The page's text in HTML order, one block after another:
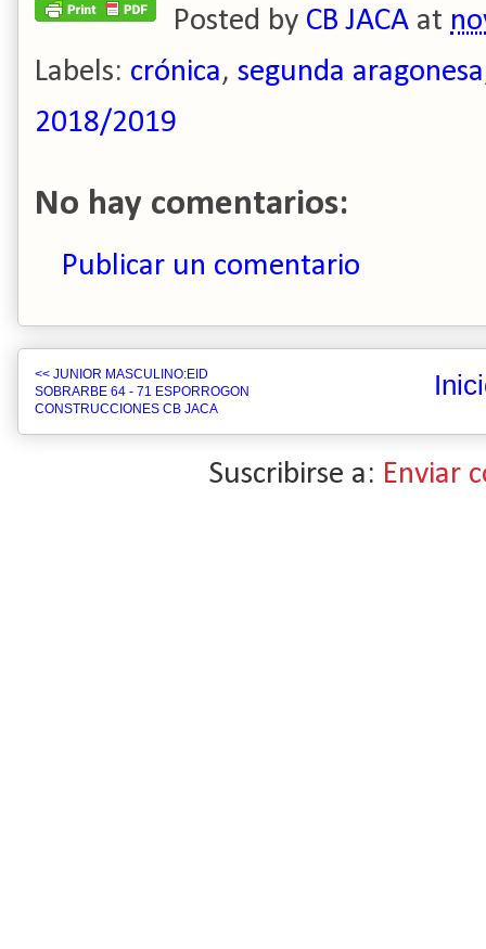
Posted by CB JACA at
Labels: crónica, segunda aragonesa
2018/2019
No hay comentarios:
Publicar un comentario
<< JUNIOR MASCULINO:EID
SOBRARBE 64 - 71 ESPORROGON
CONSTRUCCIONES CB JACA
Suscribirse a: Enviar